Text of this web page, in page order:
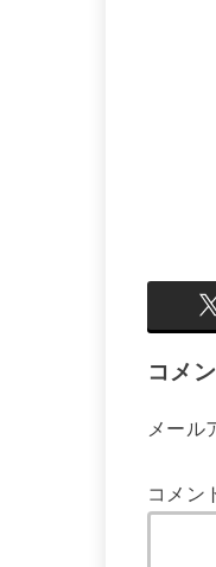
コメ
メール
コメン